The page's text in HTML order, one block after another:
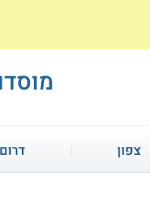
צפון דרום